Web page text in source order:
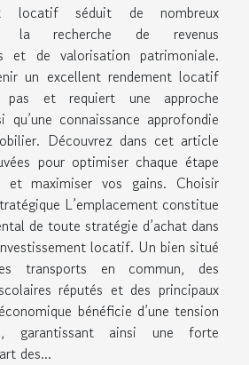
locatif séduit de nombreux
la recherche de revenus
et de valorisation patrimoniale.
un excellent rendement locatif
pas et requiert une approche
qu’une connaissance approfondie
Découvrez dans cet article
pour optimiser chaque étape
maximiser vos gains. Choisir
L’emplacement constitue
de toute stratégie d’achat dans
locatif. Un bien situé
transports en commun, des
réputés et des principaux
bénéficie d’une tension
garantissant ainsi une forte
des...